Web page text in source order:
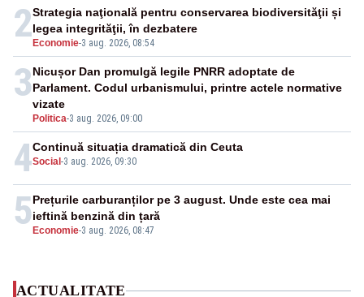
2 Economie-3 aug. 2026, 08:54
Strategia naţională pentru conservarea biodiversităţii și
legea integrităţii, în dezbatere
3
Politica-3 aug. 2026, 09:00
Nicușor Dan promulgă legile PNRR adoptate de
Parlament. Codul urbanismului, printre actele normative
vizate
4Social -3 aug. 2026, 09:30
Continuă situația dramatică din Ceuta
5 Economie-3 aug. 2026, 08:47
Prețurile carburanților pe 3 august. Unde este cea mai
ieftină benzină din țară
ACTUALITATE